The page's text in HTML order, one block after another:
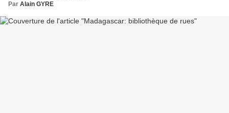
Par Alain GYRE